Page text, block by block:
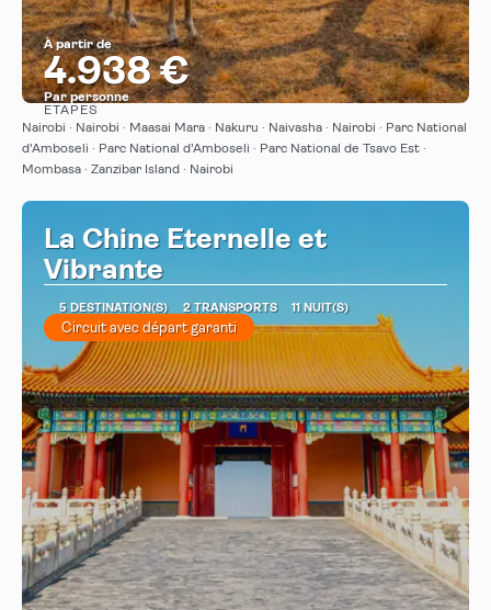
À partir de
4.938 €
Par personne
Afficher
ÉTAPES
Nairobi · Nairobi · Maasai Mara · Nakuru · Naivasha · Nairobi · Parc National
d'Amboseli · Parc National d'Amboseli · Parc National de Tsavo Est ·
Mombasa · Zanzibar Island · Nairobi
La Chine Eternelle et
Vibrante
5 DESTINATION(S) 2 TRANSPORTS 11 NUIT(S)
Circuit avec départ garanti